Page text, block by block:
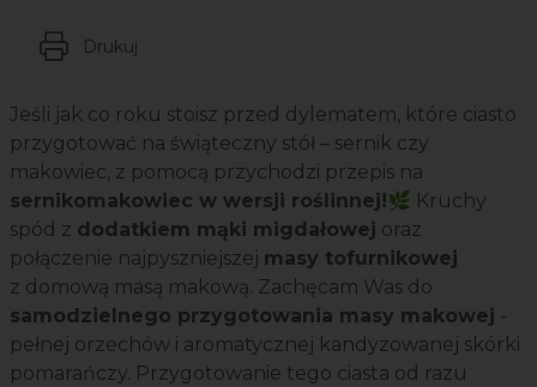
Drukuj
Jeśli jak co roku stoisz przed dylematem, które ciasto
przygotować na świąteczny stół – sernik czy
makowiec, z pomocą przychodzi przepis na
sernikomakowiec w wersji roślinnej!🌿 Kruchy
spód z dodatkiem mąki migdałowej oraz
połączenie najpyszniejszej masy tofurnikowej
z domową masą makową. Zachęcam Was do
samodzielnego przygotowania masy makowej -
pełnej orzechów i aromatycznej kandyzowanej skórki
pomarańczy. Przygotowanie tego ciasta od razu